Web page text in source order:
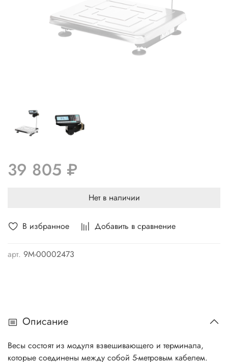
В избранное Добавить в сравнение
арт. 9М-00002473
39 805 ₽
Нет в наличии
Описание
Весы состоят из модуля взвешивающего и терминала,
которые соединены между собой 5-метровым кабелем.